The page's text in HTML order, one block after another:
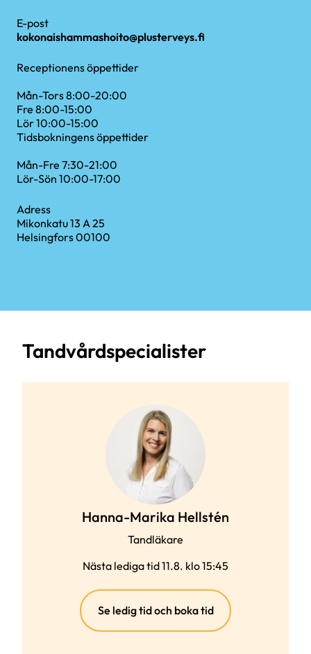
E-post
kokonaishammashoito@plusterveys.fi
Receptionens öppettider
Mån-Tors 8:00-20:00
Fre 8:00-15:00
Lör 10:00-15:00
Tidsbokningens öppettider
Mån-Fre 7:30-21:00
Lör-Sön 10:00-17:00
Adress
Mikonkatu 13 A 25
Helsingfors 00100
Tandvårdspecialister
Hanna-Marika Hellstén
Tandläkare
Nästa lediga tid 11.8. klo 15:45
Se ledig tid och boka tid(extern
länk)